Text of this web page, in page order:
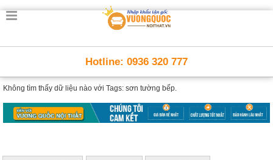
Hotline: 0936 320 777
Không tìm thấy dữ liệu nào với Tags: sơn tường bếp.